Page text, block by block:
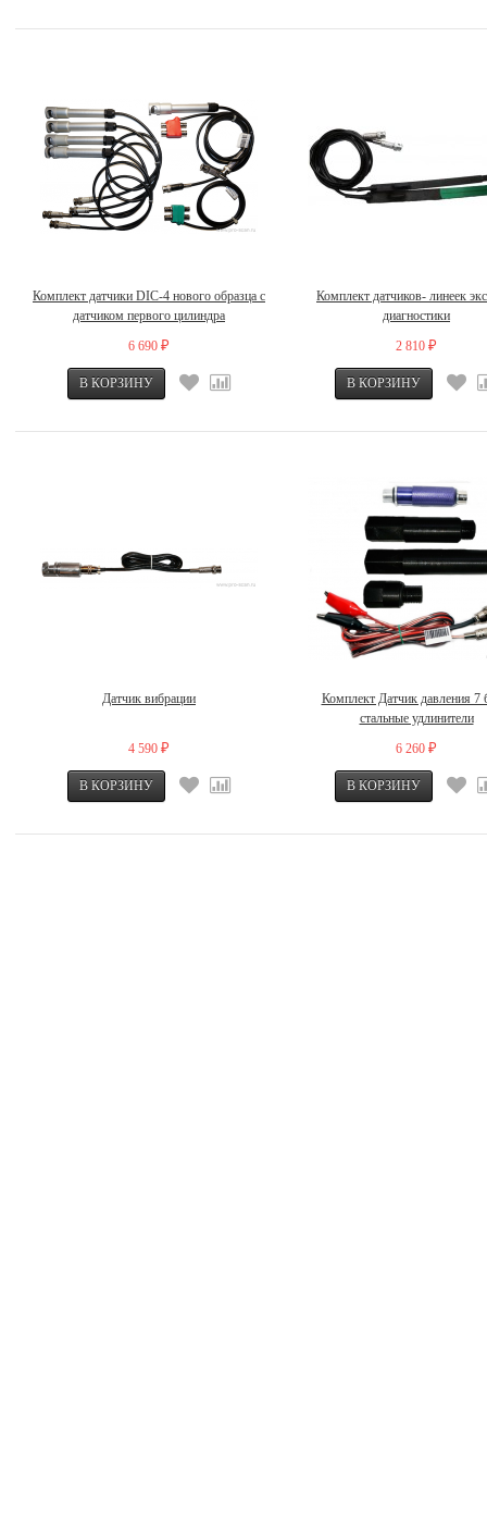
Комплект датчики DIC-4 нового образца с
датчиком первого цилиндра
6 690 ₽
Комплект датчиков- линеек
диагностики
2 810 ₽
Датчик вибрации
4 590 ₽
Комплект Датчик давления 7
стальные удлинители
6 260 ₽